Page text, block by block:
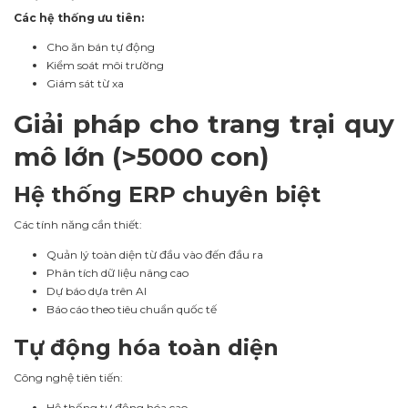
Các hệ thống ưu tiên:
Cho ăn bán tự động
Kiểm soát môi trường
Giám sát từ xa
Giải pháp cho trang trại quy
mô lớn (>5000 con)
Hệ thống ERP chuyên biệt
Các tính năng cần thiết:
Quản lý toàn diện từ đầu vào đến đầu ra
Phân tích dữ liệu nâng cao
Dự báo dựa trên AI
Báo cáo theo tiêu chuẩn quốc tế
Tự động hóa toàn diện
Công nghệ tiên tiến: